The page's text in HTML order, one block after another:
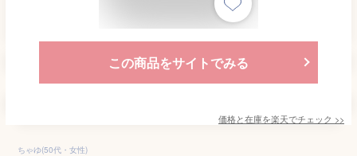
この商品をサイトでみる
価格と在庫を楽天でチェック >>
ちゃゆ(50代・女性)